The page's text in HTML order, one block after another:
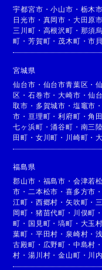
宇都宮市 ・小山市 ・ 栃木市
日光市 ・ 真岡市 ・ 大田原市
三川町 ・ 高根沢町 ・ 那須
町 ・芳賀町 ・ 茂木町 ・市
宮城県
仙台市 ・ 仙台市青葉区 ・
区 ・石巻市 ・大崎市 ・仙
取市 ・ 多賀城市 ・ 塩竈市
市 ・ 亘理町 ・利府町 ・角
七ヶ浜町 ・涌谷町 ・ 南三
田町 ・ 女川町 ・ 川崎町 ・
福島県
郡山市 ・ 福島市 ・ 会津若
市 ・ 二本松市 ・喜多方市 ・
江町 ・ 西郷村 ・矢吹町 ・
岡町 ・ 猪苗代町 ・ 川俣町
町 ・ 国見町 ・塙町 ・ 大玉村
葉町 ・ 平田村 ・ 泉崎村 ・
古殿町 ・ 広野町 ・ 中島村 ・
村 ・湯川村 ・金山町 ・ 川